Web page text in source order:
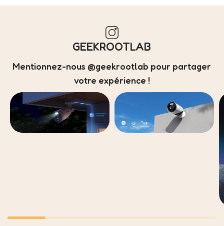
GEEKROOTLAB
Mentionnez-nous @geekrootlab pour partager
votre expérience !